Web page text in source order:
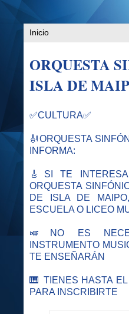
ORQUESTA
ISLA DE
✅CULTURA✅
🎻ORQUESTA
INFORMA:
🎸SI TE
ORQUESTA
DE ISLA DE
ESCUELA O LICEO
🎺NO ES
INSTRUMENTO
TE ENSEÑARÁN
🎹 TIENES HASTA
PARA INSCRIBIRTE